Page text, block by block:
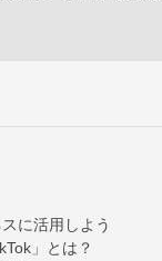
に活用しよう
」とは？